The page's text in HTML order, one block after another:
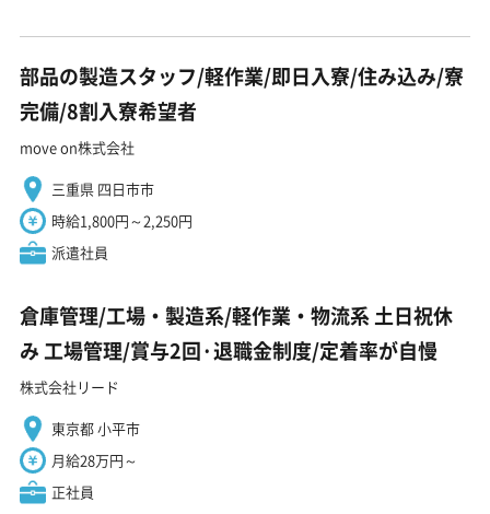
部品の製造スタッフ/軽作業/即日入寮/住み込み/寮
完備/8割入寮希望者
move on株式会社
三重県 四日市市
時給1,800円～2,250円
派遣社員
倉庫管理/工場・製造系/軽作業・物流系 土日祝休
み 工場管理/賞与2回·退職金制度/定着率が自慢
株式会社リード
東京都 小平市
月給28万円～
正社員